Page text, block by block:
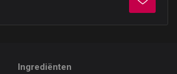
Ingrediënten